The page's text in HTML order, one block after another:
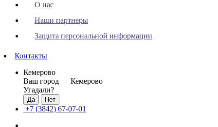
О нас
Наши партнеры
Защита персональной информации
Контакты
Кемерово
Ваш город — Кемерово
Угадали?
+7 (3842) 67-07-01